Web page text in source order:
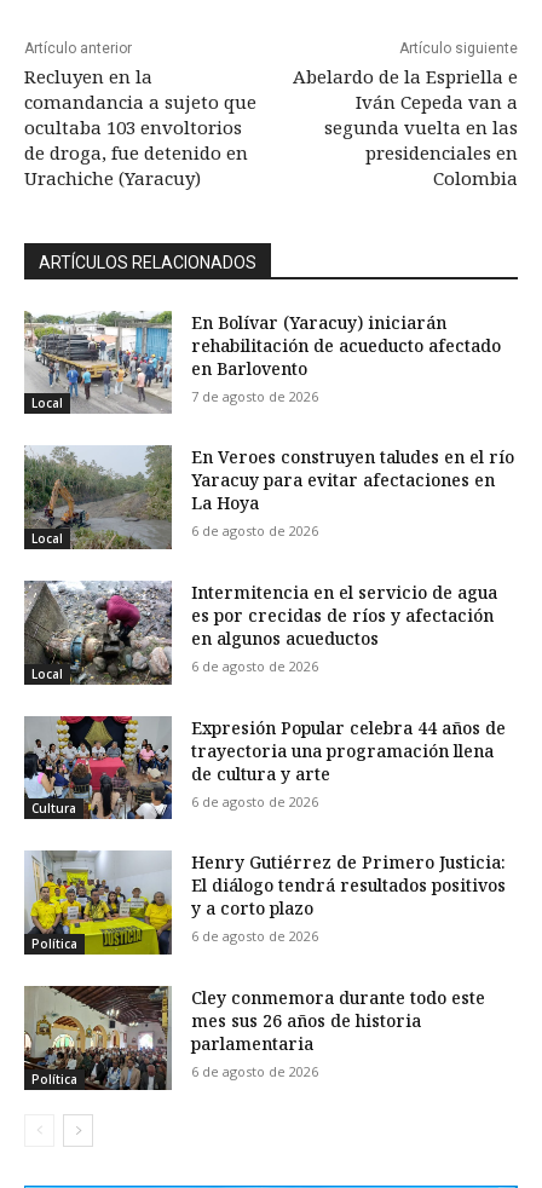
Artículo anterior
Recluyen en la
comandancia a sujeto que
ocultaba 103 envoltorios
de droga, fue detenido en
Urachiche (Yaracuy)
Artículo siguiente
Abelardo de la Espriella e
Iván Cepeda van a
segunda vuelta en las
presidenciales en
Colombia
ARTÍCULOS RELACIONADOS
Local
En Bolívar (Yaracuy) iniciarán
rehabilitación de acueducto afectado
en Barlovento
7 de agosto de 2026
Local
En Veroes construyen taludes en el río
Yaracuy para evitar afectaciones en
La Hoya
6 de agosto de 2026
Local
Intermitencia en el servicio de agua
es por crecidas de ríos y afectación
en algunos acueductos
6 de agosto de 2026
Cultura
Expresión Popular celebra 44 años de
trayectoria una programación llena
de cultura y arte
6 de agosto de 2026
Política
Henry Gutiérrez de Primero Justicia:
El diálogo tendrá resultados positivos
y a corto plazo
6 de agosto de 2026
Política
Cley conmemora durante todo este
mes sus 26 años de historia
parlamentaria
6 de agosto de 2026